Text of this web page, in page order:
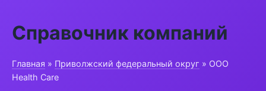
Справочник компаний
Главная » Приволжский федеральный округ » ООО
Health Care